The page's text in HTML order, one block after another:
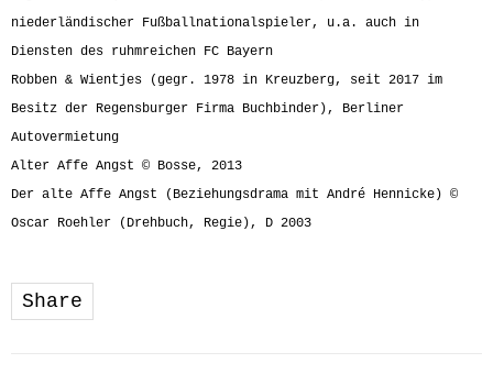
niederländischer Fußballnationalspieler, u.a. auch in
Diensten des ruhmreichen FC Bayern
Robben & Wientjes (gegr. 1978 in Kreuzberg, seit 2017 im
Besitz der Regensburger Firma Buchbinder), Berliner
Autovermietung
Alter Affe Angst © Bosse, 2013
Der alte Affe Angst (Beziehungsdrama mit André Hennicke) ©
Oscar Roehler (Drehbuch, Regie), D 2003
Share